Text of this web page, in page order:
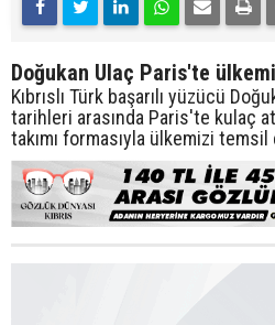
Doğukan Ulaç Paris'te
Kıbrıslı Türk başarılı yüzücü
tarihleri arasında Paris'te kulaç
takımı formasıyla ülkemizi